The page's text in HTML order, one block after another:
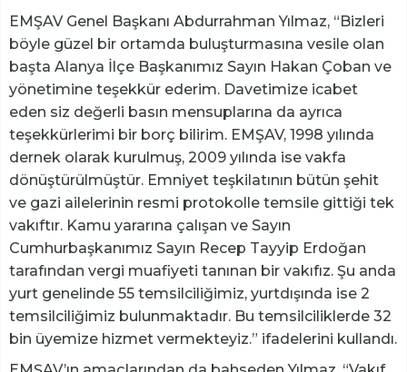
EMŞAV Genel Başkanı Abdurrahman Yılmaz, “Bizleri
böyle güzel bir ortamda buluşturmasına vesile olan
başta Alanya İlçe Başkanımız Sayın Hakan Çoban ve
yönetimine teşekkür ederim. Davetimize icabet
eden siz değerli basın mensuplarına da ayrıca
teşekkürlerimi bir borç bilirim. EMŞAV, 1998 yılında
dernek olarak kurulmuş, 2009 yılında ise vakfa
dönüştürülmüştür. Emniyet teşkilatının bütün şehit
ve gazi ailelerinin resmi protokolle temsile gittiği tek
vakıftır. Kamu yararına çalışan ve Sayın
Cumhurbaşkanımız Sayın Recep Tayyip Erdoğan
tarafından vergi muafiyeti tanınan bir vakıfız. Şu anda
yurt genelinde 55 temsilciliğimiz, yurtdışında ise 2
temsilciliğimiz bulunmaktadır. Bu temsilciliklerde 32
bin üyemize hizmet vermekteyiz.” ifadelerini kullandı.